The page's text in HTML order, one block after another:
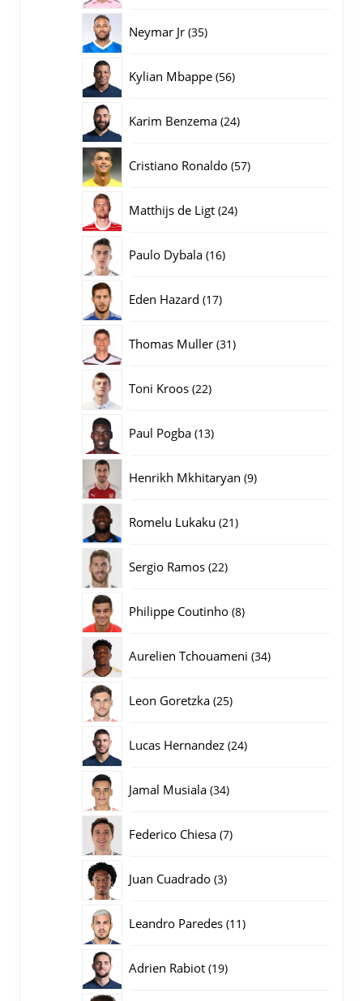
Neymar Jr 3535
Kylian Mbappe 5656
Karim Benzema 2424
Cristiano Ronaldo 5757
Matthijs de Ligt 2424
Paulo Dybala 1616
Eden Hazard 1717
Thomas Muller 3131
Toni Kroos 2222
Paul Pogba 1313
Henrikh Mkhitaryan 99
Romelu Lukaku 2121
Sergio Ramos 2222
Philippe Coutinho 88
Aurelien Tchouameni 3434
Leon Goretzka 2525
Lucas Hernandez 2424
Jamal Musiala 3434
Federico Chiesa 77
Juan Cuadrado 33
Leandro Paredes 1111
Adrien Rabiot 1919